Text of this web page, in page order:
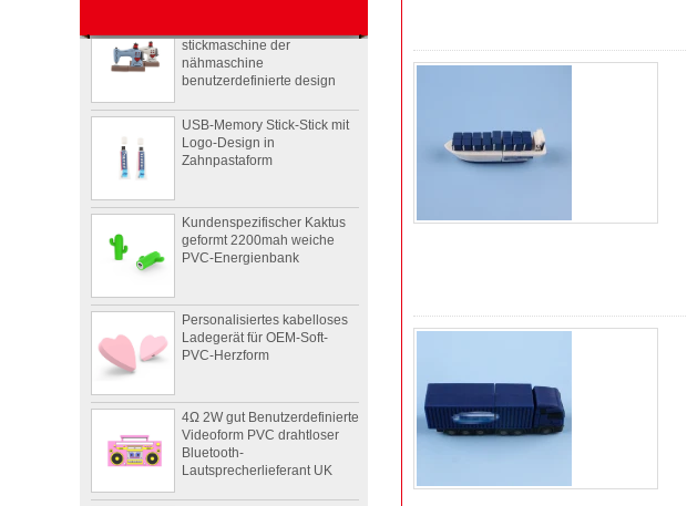
nähmaschine
benutzerdefinierte design
Logo-Design in
Zahnpastaform
geformt 2200mah weiche
PVC-Energienbank
Ladegerät für OEM-Soft-
PVC-Herzform
Videoform PVC drahtloser
Bluetooth-
Lautsprecherlieferant UK